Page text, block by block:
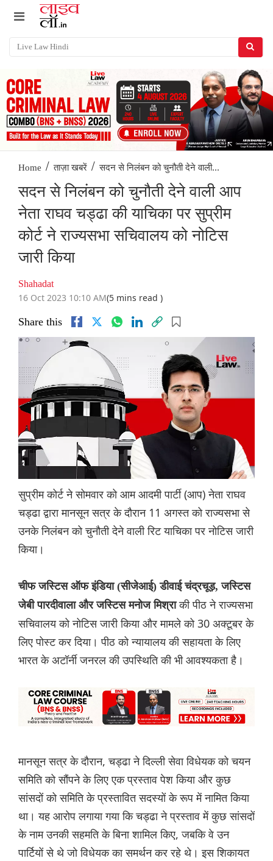
Home / ताज़ा खबरें / सदन से निलंबन को चुनौती देने वाली...
सदन से निलंबन को चुनौती देने वाली आप
नेता राघव चड्ढा की याचिका पर सुप्रीम
कोर्ट ने राज्यसभा सचिवालय को नोटिस
जारी किया
Shahadat
16 Oct 2023 10:10 AM(5 mins read )
Share this
सुप्रीम कोर्ट ने सोमवार को आम आदमी पार्टी (आप) नेता राघव
चड्ढा द्वारा मानसून सत्र के दौरान 11 अगस्त को राज्यसभा से
उनके निलंबन को चुनौती देने वाली रिट याचिका पर नोटिस जारी
किया।
चीफ जस्टिस ऑफ इंडिया (सीजेआई) डीवाई चंद्रचूड़, जस्टिस
जेबी पारदीवाला और जस्टिस मनोज मिश्राकी पीठ ने राज्यसभा
सचिवालय को नोटिस जारी किया और मामले को 30 अक्टूबर के
लिए पोस्ट कर दिया। पीठ को न्यायालय की सहायता के लिए
भारत के अटॉर्नी जनरल की उपस्थिति की भी आवश्यकता है।
मानसून सत्र के दौरान, चड्ढा ने दिल्ली सेवा विधेयक को चयन
समिति को सौंपने के लिए एक प्रस्ताव पेश किया और कुछ
सांसदों को समिति के प्रस्तावित सदस्यों के रूप में नामित किया
था। यह आरोप लगाया गया कि चड्ढा ने प्रस्ताव में कुछ सांसदों
के नाम उनकी सहमति के बिना शामिल किए, जबकि वे उन
पार्टियों से थे जो विधेयक का समर्थन कर रहे थे। इस शिकायत